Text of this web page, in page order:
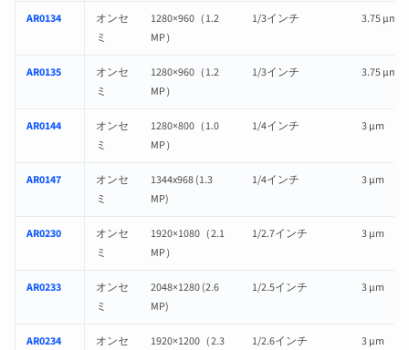
AR0134
オンセ
ミ
1280×960（1.2
MP）
1/3インチ 3.75 µm
AR0135
オンセ
ミ
1280×960（1.2
MP）
1/3インチ 3.75 µm
AR0144
オンセ
ミ
1280×800（1.0
MP）
1/4インチ 3 µm
AR0147
オンセ
ミ
1344x968 (1.3
MP)
1/4インチ 3 µm
AR0230
オンセ
ミ
1920×1080（2.1
MP）
1/2.7インチ 3 µm
AR0233
オンセ
ミ
2048×1280 (2.6
MP)
1/2.5インチ 3 µm
AR0234
オンセ
1920×1200（2.3
1/2.6インチ 3 µm